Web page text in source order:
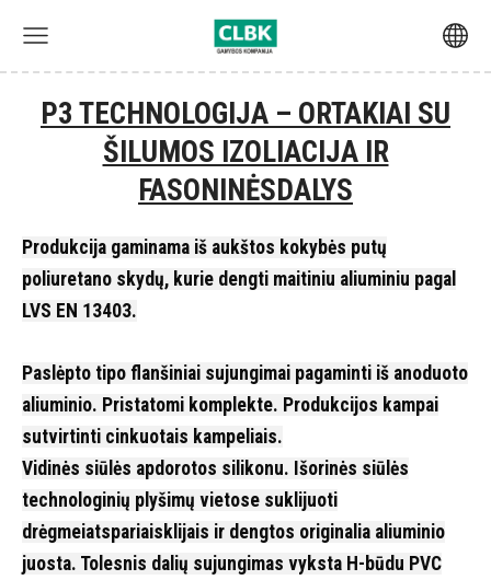
P3 TECHNOLOGIJA – ORTAKIAI SU
ŠILUMOS IZOLIACIJA IR
FASONINĖSDALYS
Produkcija gaminama iš aukštos kokybės putų
poliuretano skydų, kurie dengti maitiniu aliuminiu pagal
LVS EN 13403.
Paslėpto tipo flanšiniai sujungimai pagaminti iš anoduoto
aliuminio. Pristatomi komplekte. Produkcijos kampai
sutvirtinti cinkuotais kampeliais.
Vidinės siūlės apdorotos silikonu. Išorinės siūlės
technologinių plyšimų vietose suklijuoti
drėgmeiatspariaisklijais ir dengtos originalia aliuminio
juosta. Tolesnis dalių sujungimas vyksta H-būdu PVC